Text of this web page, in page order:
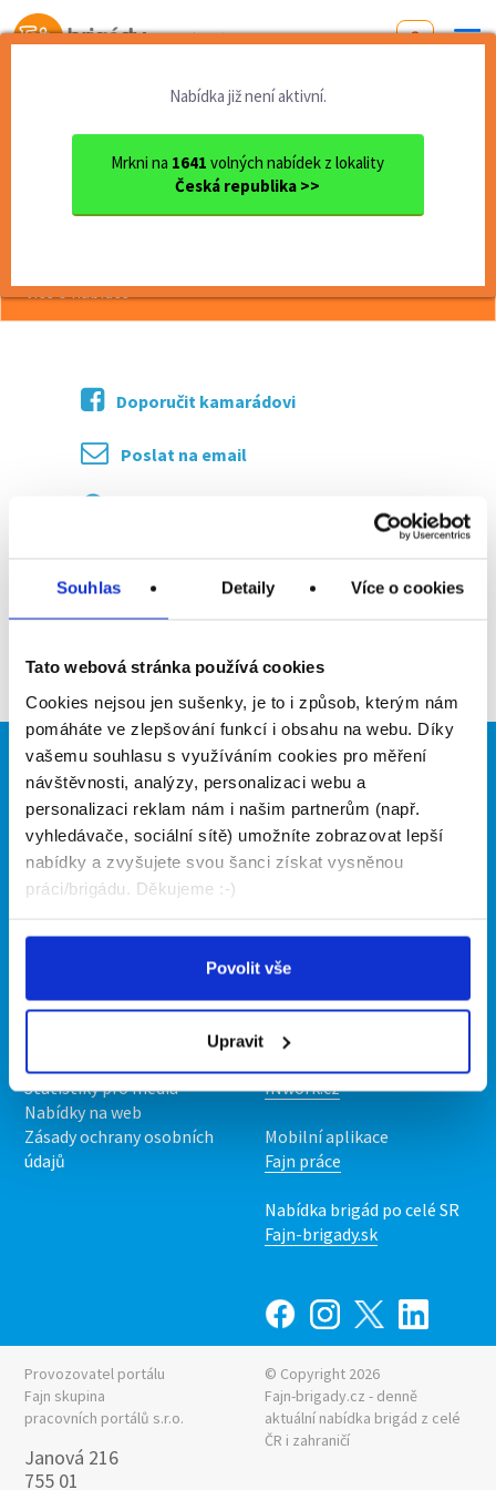
Souhlas Detaily Více o cookies
Tato webová stránka používá cookies
Cookies nejsou jen sušenky, je to i způsob, kterým nám
pomáháte ve zlepšování funkcí i obsahu na webu. Díky
vašemu souhlasu s využíváním cookies pro měření
návštěvnosti, analýzy, personalizaci webu a
personalizaci reklam nám i našim partnerům (např.
vyhledávače, sociální sítě) umožníte zobrazovat lepší
nabídky a zvyšujete svou šanci získat vysněnou
práci/brigádu. Děkujeme :-)
Povolit vše
Upravit
Od první brigády
Nabídka již není aktivní.
Mrkni na 1641 volných nabídek z lokality
Česká republika >>
Středočeský kraj
okres Praha - západ
Horoměřice
Skladník
Skladník
více o nabídce >>
Doporučit kamarádovi
Poslat na email
Brigádníci
Články
Hledané brigády
Firmy
Vložit inzerát
Ceník
Propagace
O portálu
O nás
Statistiky pro média
Nabídky na web
Zásady ochrany osobních
údajů
Naše další projekty
Fajn brigády
INwork.cz
Mobilní aplikace
Fajn práce
Nabídka brigád po celé SR
Fajn-brigady.sk
Provozovatel portálu
Fajn skupina
pracovních portálů s.r.o.
Janová 216
755 01
© Copyright 2026
Fajn-brigady.cz - denně
aktuální nabídka brigád z celé
ČR i zahraničí